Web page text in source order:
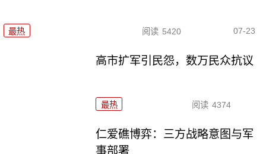
最热 阅读 5420 07-23
高市扩军引民怨，数万民众抗议
最热 阅读 4374
仁爱礁博弈：三方战略意图与军
事部署